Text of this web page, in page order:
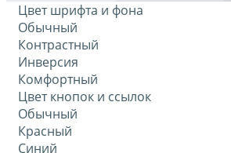
Цвет шрифта и фона
Обычный
Контрастный
Инверсия
Комфортный
Цвет кнопок и ссылок
Обычный
Красный
Синий